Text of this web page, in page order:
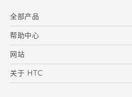
全部产品
区块链智能手机
VIVE
帮助中心
在线客服
支援与服务
产品保固说明
网站
HTC Dev
关于 HTC